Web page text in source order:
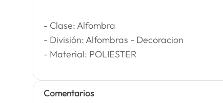
- Clase: Alfombra
- División: Alfombras - Decoracion
- Material: POLIESTER
Comentarios